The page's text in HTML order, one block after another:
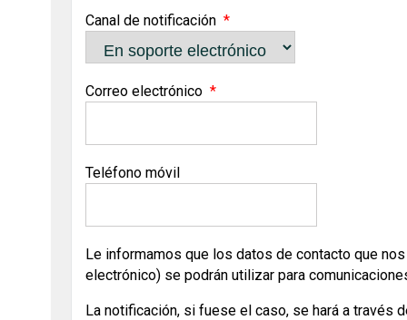
Canal de notificación
Correo electrónico
Teléfono móvil
Le informamos que los datos de contacto que
electrónico) se podrán utilizar para
La notificación, si fuese el caso, se hará a través